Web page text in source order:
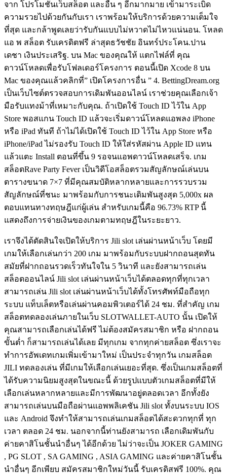
จาก โปรโมชั่นเว็บสล็อต และอื่น ๆ อีกมากมาย เข้ามาระเบิด
ความรวยไปด้วยกันกับเรา เราพร้อมให้บริการด้วยความเต็มใจ
ที่สุด และกล้าพูดเลยว่ารับกันแบบไม่หวาดไม่ไหวแน่นอน. โหลด
แอ พ สล็อต รับเครดิตฟรี ล่าสุดธวัชชัย อินทร์ประโคน.ปาน
เดชา เงินประเสริฐ. บน Mac ของคุณให้ แตกไฟล์ที่ คุณ
ดาวน์โหลดเพื่อรับโฟลเดอร์โครงการ ตอนนี้เปิด Xcode 8 บน
Mac ของคุณแล้วคลิกที่” เปิดโครงการอื่น ” 4. BettingDream.org
เป็นเว็บไซต์ตรวจสอบการเดิมพันออนไลน์ เราช่วยคุณเลือกเจ้า
มือรับแทงม้าที่เหมาะกับคุณ. ถ้าเปิดใช้ Touch ID ไว้ใน App
Store พอสแกน Touch ID แล้วจะเริ่มดาวน์โหลดแอพลง iPhone
หรือ iPad ทันที ถ้าไม่ได้เปิดใช้ Touch ID ไว้ใน App Store หรือ
iPhone/iPad ไม่รองรับ Touch ID ให้ใส่รหัสผ่าน Apple ID แทน
แล้วแตะ Install ตอนที่ขึ้น 9 รอจนแอพดาวน์โหลดเสร็จ. เกม
สล็อตRave Party Fever เป็นวิดีโอสล็อตรวมสัญลักษณ์เล่นบน
ตารางขนาด 7×7 ที่มีคุณสมบัติหลากหลายและการรวบรวม
สัญลักษณ์ที่ชนะ มาพร้อมกับการชนะเดิมพันสูงสุด 5,000x ผล
ตอบแทนทางทฤษฎีแก่ผู้เล่น สำหรับเกมนี้คือ 96.73% RTP นี้
แสดงถึงการจ่ายเงินของเกมตามทฤษฎีในระยะยาว.
เราจึงได้ตัดสินใจเปิดให้บริการ Jili slot เล่นผ่านหน้าเว็บ โดยมี
เกมให้เลือกเล่นกว่า 200 เกม มาพร้อมกับระบบฝากถอนสุดทัน
สมัยที่ฝากถอนรวดเร็วทันใจใน 5 วินาที และยังสามารถเล่น
สล็อตออนไลน์ Jili slot เล่นผ่านหน้าเว็บได้ตลอดทุกที่ทุกเวลา
สามารถเล่น Jili slot เล่นผ่านหน้าเว็บได้ทั้งโทรศัพท์มือถือทุก
ระบบ แท็บเล็ตหรือเล่นผ่านคอมพิวเตอร์ได้ 24 ชม. ที่สำคัญ เกม
สล็อตทดลองเล่นภายในเว็บ SLOTWALLET-AUTO นั้น เปิดให้
คุณสามารถเลือกเล่นได้ฟรี ไม่ต้องสมัครสมาชิก หรือ ฝากถอน
ขั้นต่ำ ก็สามารถเล่นได้เลย มีทุกเกม จากทุกค่ายสล็อต ซึ่งเราจะ
ทำการอัพเดทเกมเพิ่มเข้ามาใหม่ เป็นประจำทุกวัน เกมสล็อต
JILI ทดลองเล่น ที่มีเกมให้เลือกเล่นเยอะที่สุด. ซึ่งเป็นเกมสล็อตที่
ได้รับความนิยมสูงสุดในขณะนี้ ด้วยรูปแบบตัวเกมสล็อตที่มีให้
เลือกเล่นหลากหลายและมีการพัฒนาอยู่ตลอดเวลา อีกทั้งยัง
สามารถเล่นบนมือถือผ่านแอพพลิเคชัน Jili slot ทั้งบนระบบ IOS
และ Android จึงทำให้สามารถเล่นเกมสล็อตได้สะดวกทุกที่ ทุก
เวลา ตลอด 24 ชม. นอกจากนี้ท่านยังสามารถ เลือกเดิมพันกับ
ค่ายคาสิโนชั้นนำอื่นๆ ได้อีกด้วย ไม่ว่าจะเป็น JOKER GAMING
, PG SLOT , SA GAMING , ASIA GAMING และค่ายคาสิโนชั้น
นำอื่นๆ อีกเพียบ สมัครสมาชิกใหม่วันนี้ รับเครดิสฟรี 100%. คุณ